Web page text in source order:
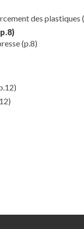
des plastiques
(p.8)